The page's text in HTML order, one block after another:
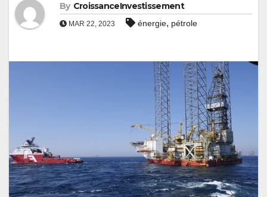
By CroissanceInvestissement
MAR 22, 2023 énergie, pétrole